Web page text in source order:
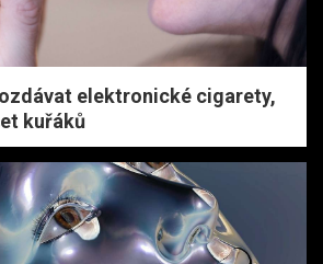
elektronické cigarety,
kuřáků